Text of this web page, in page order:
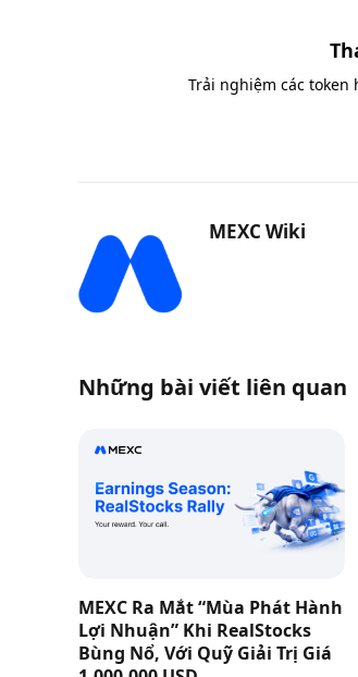
Trải nghiệm các
MEXC Wiki
Những bài viết liên quan
MEXC Ra Mắt “Mùa Phát Hành
Lợi Nhuận” Khi RealStocks
Bùng Nổ, Với Quỹ Giải Trị Giá